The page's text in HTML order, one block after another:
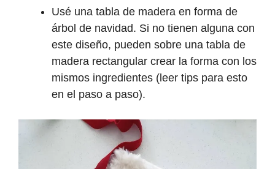
Usé una tabla de madera en forma de
árbol de navidad. Si no tienen alguna con
este diseño, pueden sobre una tabla de
madera rectangular crear la forma con los
mismos ingredientes (leer tips para esto
en el paso a paso).